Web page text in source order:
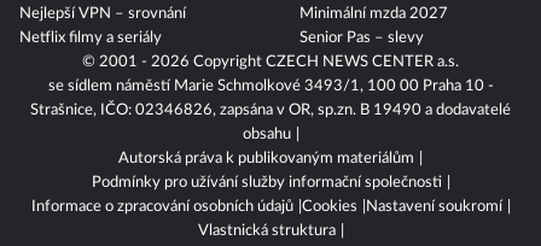
© 2001 - 2026 Copyright CZECH NEWS CENTER a.s.
se sídlem náměstí Marie Schmolkové 3493/1, 100 00 Praha 10 -
Strašnice, IČO: 02346826, zapsána v OR, sp.zn. B 19490 a dodavatelé
obsahu
Autorská práva k publikovaným materiálům
Podmínky pro užívání služby informační společnosti
Informace o zpracování osobních údajů Cookies
Nastavení soukromí
Vlastnická struktura
Nejlepší VPN – srovnání
Netflix filmy a seriály
Minimální mzda 2027
Senior Pas – slevy